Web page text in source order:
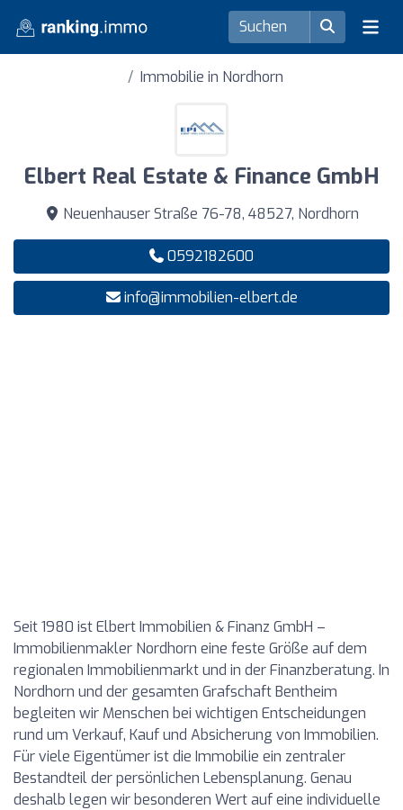
Immobilie in Nordhorn
Elbert Real Estate & Finance GmbH
Neuenhauser Straße 76-78, 48527, Nordhorn
0592182600
info@immobilien-elbert.de
Seit 1980 ist Elbert Immobilien & Finanz GmbH –
Immobilienmakler Nordhorn eine feste Größe auf dem
regionalen Immobilienmarkt und in der Finanzberatung. In
Nordhorn und der gesamten Grafschaft Bentheim
begleiten wir Menschen bei wichtigen Entscheidungen
rund um Verkauf, Kauf und Absicherung von Immobilien.
Für viele Eigentümer ist die Immobilie ein zentraler
Bestandteil der persönlichen Lebensplanung. Genau
deshalb legen wir besonderen Wert auf eine individuelle